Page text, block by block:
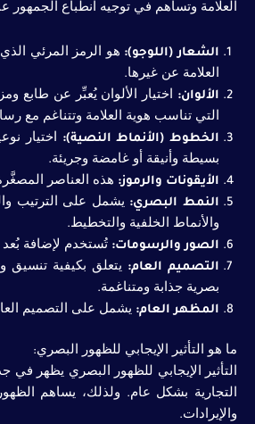
العلامة وتساهم في توجيه انطباع الجمهور
الشعار (اللوجو): هو الرمز المرئي
العلامة عن غيرها.
الألوان: اختيار الألوان يُعبِّر عن طابع
التي تناسب هوية العلامة وتتناغم مع
الخطوط (الأنماط النصية): اختيار
بسيطة وأنيقة أو غامضة وجريئة.
الأيقونات والرموز: هذه العناصر
النمط البصري: يشمل على الترتيب
والأنماط الخلفية والتخطيط.
الصور والرسومات: تُستخدم لإضافة
التصميم العام: يتعلق بكيفية تنسيق
بصرية جذابة ومتناغمة.
المظهر العام: يشمل على التصميم
ما هو التأثير الإيجابي للظهور البصري:
التأثير الإيجابي للظهور البصري يظهر في
التجارية بشكل عام. ولذلك، يساهم الظهور
والإيرادات.